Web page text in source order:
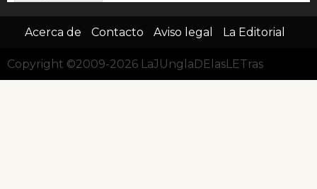
Acerca de Contacto Aviso legal La Editorial
Copyright ©2009-2026 LaJUnglaDElasLETras